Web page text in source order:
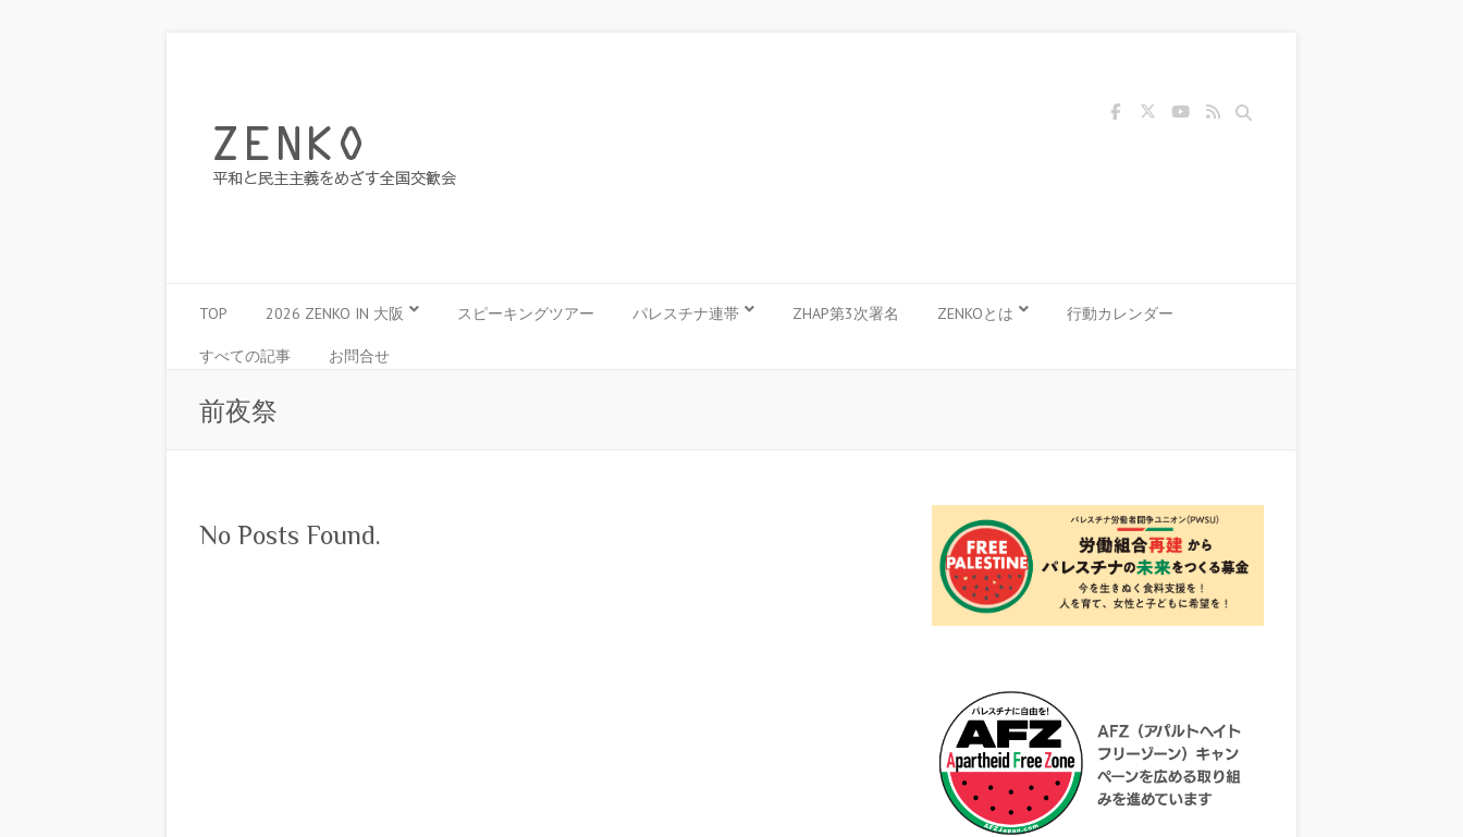
Search
TOP 2026 ZENKO IN 大阪 スピーキングツアー パレスチナ連帯 ZHAP第3次署名 ZENKOとは 行動カレンダー
すべての記事 お問合せ
前夜祭
No Posts Found.